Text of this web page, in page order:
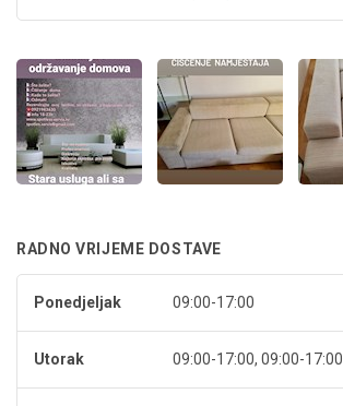
RADNO VRIJEME DOSTAVE
Ponedjeljak 09:00-17:00
Utorak 09:00-17:00, 09:00-17:00